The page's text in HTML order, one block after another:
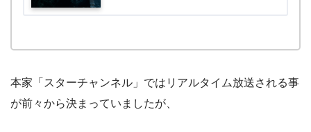
本家「スターチャンネル」ではリアルタイム放送される事
が前々から決まっていましたが、